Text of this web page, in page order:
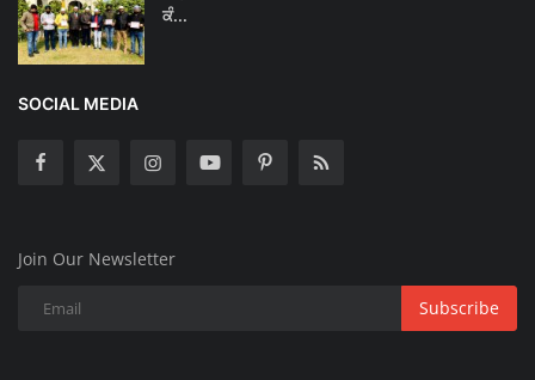
ਕੰ...
SOCIAL MEDIA
Join Our Newsletter
Subscribe